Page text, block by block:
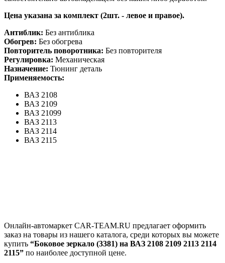
Цена указана за комплект (2шт. - левое и правое).
Антиблик: Без антиблика
Обогрев: Без обогрева
Повторитель поворотника: Без повторителя
Регулировка: Механическая
Назначение: Тюнинг деталь
Применяемость:
ВАЗ 2108
ВАЗ 2109
ВАЗ 21099
ВАЗ 2113
ВАЗ 2114
ВАЗ 2115
Онлайн-автомаркет CAR-TEAM.RU предлагает оформить
заказ на товары из нашего каталога, среди которых вы можете
купить “Боковое зеркало (3381) на ВАЗ 2108 2109 2113 2114
2115” по наиболее доступной цене.